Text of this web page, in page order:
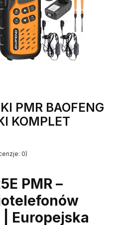
PMR BAOFENG
KOMPLET
0)
PMR –
Europejska